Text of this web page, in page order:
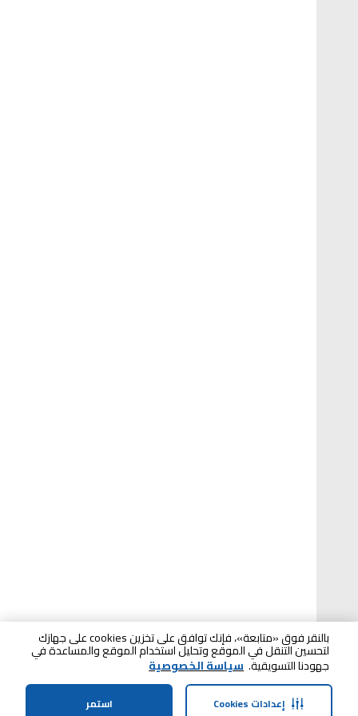
بالنقر فوق «متابعة»، فإنك توافق على تخزين cookies على جهازك
لتحسين التنقل في الموقع وتحليل استخدام الموقع والمساعدة في
جهودنا التسويقية. سياسة الخصوصية
استمر إعدادات Cookies